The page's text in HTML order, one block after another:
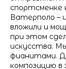
спортсменке
Ватерполо –
вложили и
при этом
искусства.
фианитами.
композицию в